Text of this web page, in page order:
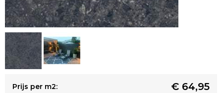
Prijs per m2: € 64,95